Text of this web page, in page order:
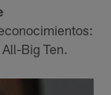
Big Ten.